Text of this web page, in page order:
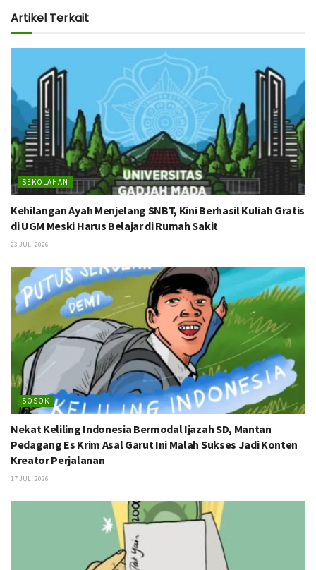
Artikel Terkait
SEKOLAHAN
Kehilangan Ayah Menjelang SNBT, Kini Berhasil Kuliah Gratis
di UGM Meski Harus Belajar di Rumah Sakit
23 JULI 2026
SOSOK
Nekat Keliling Indonesia Bermodal Ijazah SD, Mantan
Pedagang Es Krim Asal Garut Ini Malah Sukses Jadi Konten
Kreator Perjalanan
17 JULI 2026